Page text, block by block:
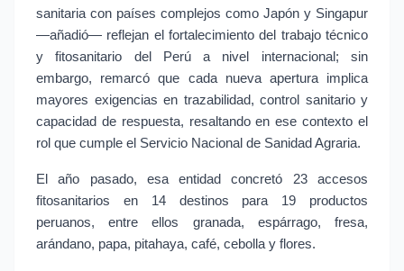
sanitaria con países complejos como Japón y Singapur
—añadió— reflejan el fortalecimiento del trabajo técnico
y fitosanitario del Perú a nivel internacional; sin
embargo, remarcó que cada nueva apertura implica
mayores exigencias en trazabilidad, control sanitario y
capacidad de respuesta, resaltando en ese contexto el
rol que cumple el Servicio Nacional de Sanidad Agraria.
El año pasado, esa entidad concretó 23 accesos
fitosanitarios en 14 destinos para 19 productos
peruanos, entre ellos granada, espárrago, fresa,
arándano, papa, pitahaya, café, cebolla y flores.